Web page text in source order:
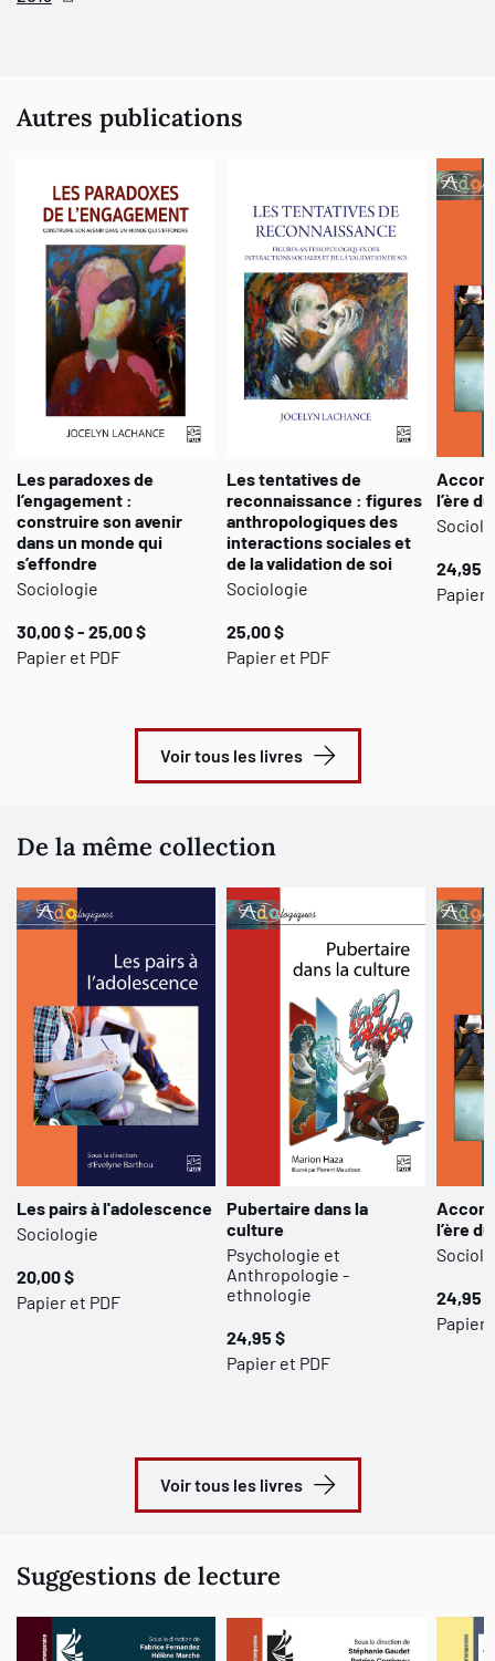
Autres publications
Les paradoxes de
l’engagement :
construire son avenir
dans un monde qui
s’effondre
Sociologie
30,00 $ - 25,00 $
Papier et PDF
Les tentatives de
reconnaissance : figures
anthropologiques des
interactions sociales et
de la validation de soi
Sociologie
25,00 $
Papier et PDF
l’ère
24,95 $
Papier
Voir tous les livres
De la même collection
Les pairs à l'adolescence
Sociologie
20,00 $
Papier et PDF
Pubertaire dans la
culture
Psychologie et
Anthropologie -
ethnologie
24,95 $
Papier et PDF
l’ère
24,95 $
Papier
Voir tous les livres
Suggestions de lecture